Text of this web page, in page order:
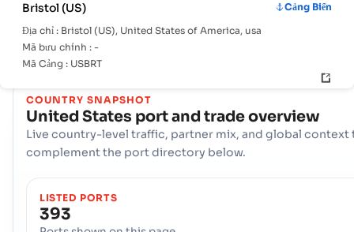
Bristol (US)
Cảng Biển
Địa chỉ : Bristol (US), United States of America, usa
Mã bưu chính : -
Mã Cảng : USBRT
Brookings (US)
Cảng Biển
Địa chỉ :Brookings (US), United States of America, usa
Mã bưu chính :-
Brownsville Port
việc xử lý khối lượng thương mại khổng lồ, cung cấp các lựa
hậu cần đa dạng và đảm bảo kết nối linh hoạt với các tuyến
vận chuyển quốc tế trên toàn cầu.
COUNTRY SNAPSHOT
United States port and trade overview
Live country-level traffic, partner mix, and global context
complement the port directory below.
LISTED PORTS
393